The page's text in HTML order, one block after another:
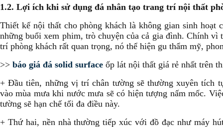
1.2. Lợi ích khi sử dụng đá nhân tạo trang trí nội thất
Thiết kế nội thất cho phòng khách là không gian sinh hoạt
những buổi xem phim, trò chuyện của cả gia đình. Chính vì
trí phòng khách rất quan trọng, nó thể hiện gu thẩm mỹ,
>> báo giá đá solid surface ốp lát nội thất giá rẻ nhất trên
+ Đầu tiên, những vị trí chân tường sẽ thường xuyên tích
vào mùa mưa khi nước mưa sẽ có hiện tượng nấm mốc.
tường sẽ hạn chế tối đa điều này.
+ Thứ hai, nền nhà thường tiếp xúc với đồ đạc như máy